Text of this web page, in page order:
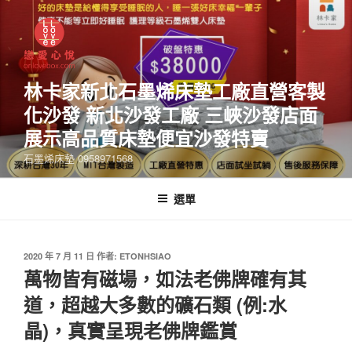
林卡家新北石墨烯床墊工廠直營客製
化沙發 新北沙發工廠 三峽沙發店面
展示高品質床墊便宜沙發特賣
石墨烯床墊 0958971568
選單
2020 年 7 月 11 日 作者: ETONHSIAO
萬物皆有磁場，如法老佛牌確有其
道，超越大多數的礦石類 (例:水
晶)，真實呈現老佛牌鑑賞